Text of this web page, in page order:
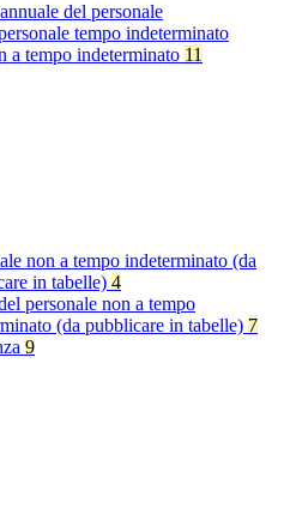
del personale
tempo indeterminato
a tempo indeterminato 11
non a tempo indeterminato (da
in tabelle) 4
personale non a tempo
(da pubblicare in tabelle) 7
9